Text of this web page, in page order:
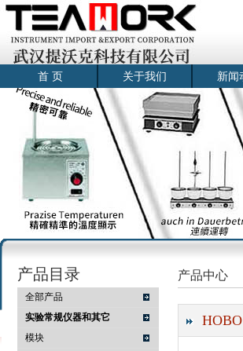
首 页 关于我们 新闻
产品目录
全部产品
实验常规仪器和其它
模块
产品中心